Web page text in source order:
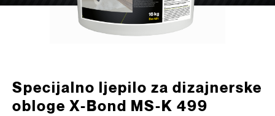
Specijalno ljepilo za dizajnerske
obloge X-Bond MS-K 499